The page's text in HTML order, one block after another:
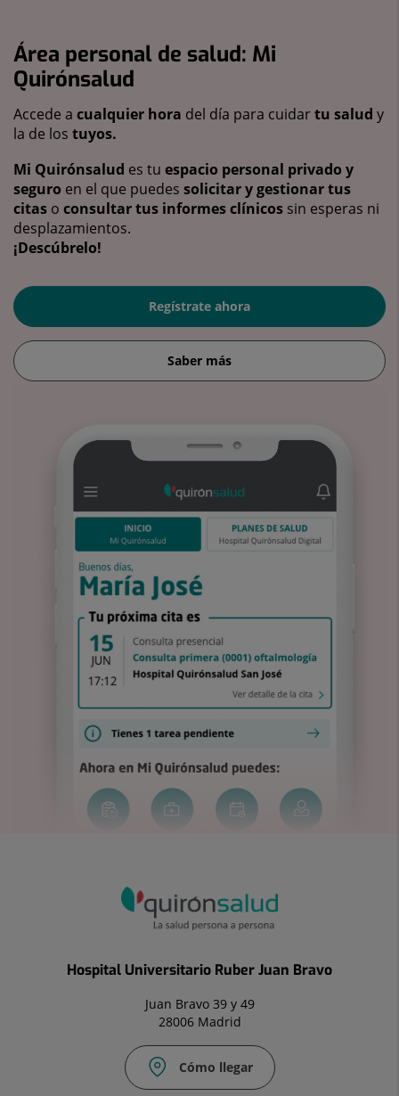
Área personal de salud: Mi
Quirónsalud
Accede a cualquier hora del día para cuidartu salud y
la de los tuyos.
Mi Quirónsalud es tu espacio personal privado y
seguro en el que puedes solicitar y gestionar tus
citas o consultar tus informes clínicos sin esperas ni
desplazamientos.
¡Descúbrelo!
Regístrate ahora
Saber más
Hospital Universitario Ruber Juan Bravo
Juan Bravo 39 y 49
28006 Madrid
Cómo llegar